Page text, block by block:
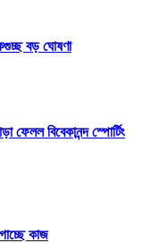
বড় ঘোষণা
বিবেকানন্দ স্পোর্টিং
কাজ